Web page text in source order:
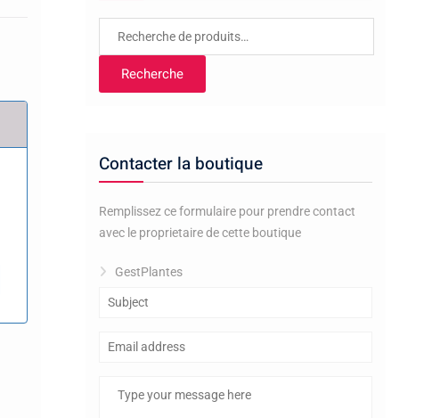
Recherche
Contacter la boutique
Remplissez ce formulaire pour prendre contact
avec le proprietaire de cette boutique
GestPlantes